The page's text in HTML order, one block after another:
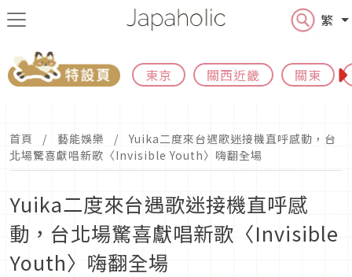
繁
東京 關西近畿 關東
首頁 藝能娛樂
Yuika二度來台遇歌迷接機直呼感動，台
北場驚喜獻唱新歌〈Invisible Youth〉嗨翻全場
Yuika二度來台遇歌迷接機直呼感
動，台北場驚喜獻唱新歌〈Invisible
Youth〉嗨翻全場